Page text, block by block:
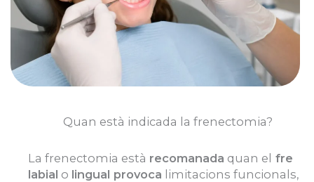
Quan està indicada la frenectomia?
La frenectomia està recomanada quan el fre
labial o lingual provoca limitacions funcionals,